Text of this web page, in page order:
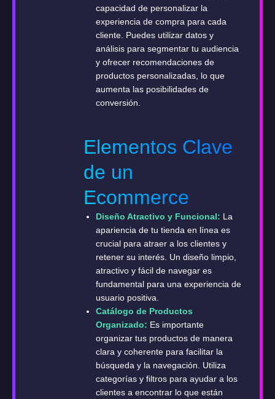
capacidad de personalizar la
experiencia de compra para cada
cliente. Puedes utilizar datos y
análisis para segmentar tu audiencia
y ofrecer recomendaciones de
productos personalizadas, lo que
aumenta las posibilidades de
conversión.
Elementos Clave
de un
Ecommerce
Diseño Atractivo y Funcional: La
apariencia de tu tienda en línea es
crucial para atraer a los clientes y
retener su interés. Un diseño limpio,
atractivo y fácil de navegar es
fundamental para una experiencia de
usuario positiva.
Catálogo de Productos
Organizado: Es importante
organizar tus productos de manera
clara y coherente para facilitar la
búsqueda y la navegación. Utiliza
categorías y filtros para ayudar a los
clientes a encontrar lo que están